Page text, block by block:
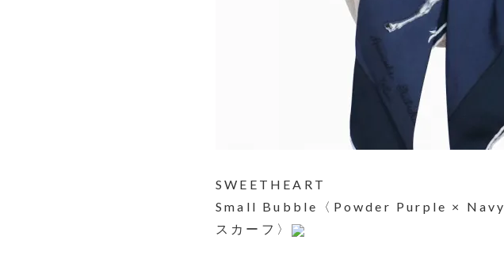
SWEETHEART
Small Bubble〈Powder Purple × Navy
スカーフ〉